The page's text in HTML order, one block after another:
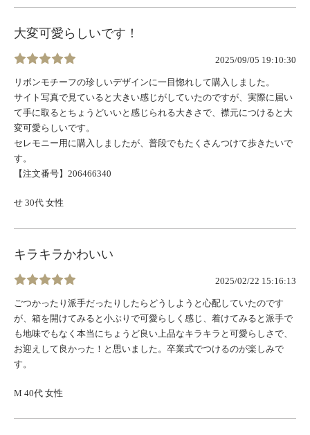
大変可愛らしいです！
2025/09/05 19:10:30
リボンモチーフの珍しいデザインに一目惚れして購入しました。
サイト写真で見ていると大きい感じがしていたのですが、実際に届い
て手に取るとちょうどいいと感じられる大きさで、襟元につけると大
変可愛らしいです。
セレモニー用に購入しましたが、普段でもたくさんつけて歩きたいで
す。
【注文番号】206466340
せ 30代 女性
キラキラかわいい
2025/02/22 15:16:13
ごつかったり派手だったりしたらどうしようと心配していたのです
が、箱を開けてみると小ぶりで可愛らしく感じ、着けてみると派手で
も地味でもなく本当にちょうど良い上品なキラキラと可愛らしさで、
お迎えして良かった！と思いました。卒業式でつけるのが楽しみで
す。
M 40代 女性